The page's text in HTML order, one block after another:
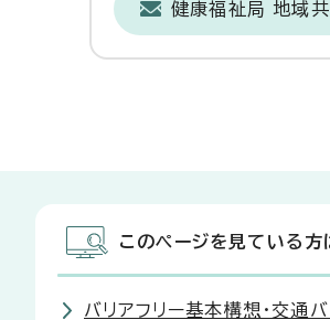
健康福祉局 地域
このページを見ている
バリアフリー基本構想・交通